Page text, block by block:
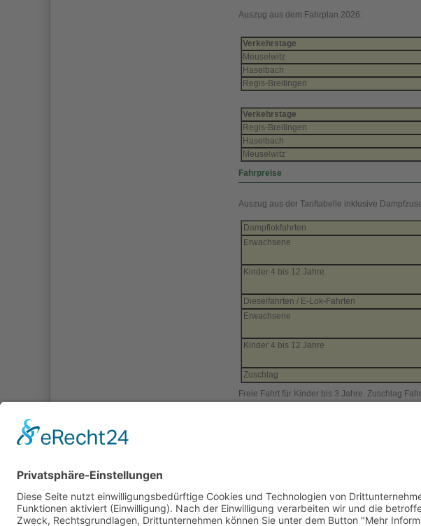
Auszug aus dem Fahrplan 2026:
Verkehrstage
Meuselwitz
Haselbach
Regis-Breitingen
Verkehrstage
Regis-Breitingen
Haselbach
Meuselwitz
Fahrpreise
Auszug aus der Tariftabelle inklusive
Dampflokfahrten
Erwachsene
Kinder 4 bis 12 Jahre
Dieselfahrten / E-Lok-Fahrten
Erwachsene
Kinder 4 bis 12 Jahre
Zuschlag
Freie Fahrt für Kinder bis 3 Jahre. Zuschlag